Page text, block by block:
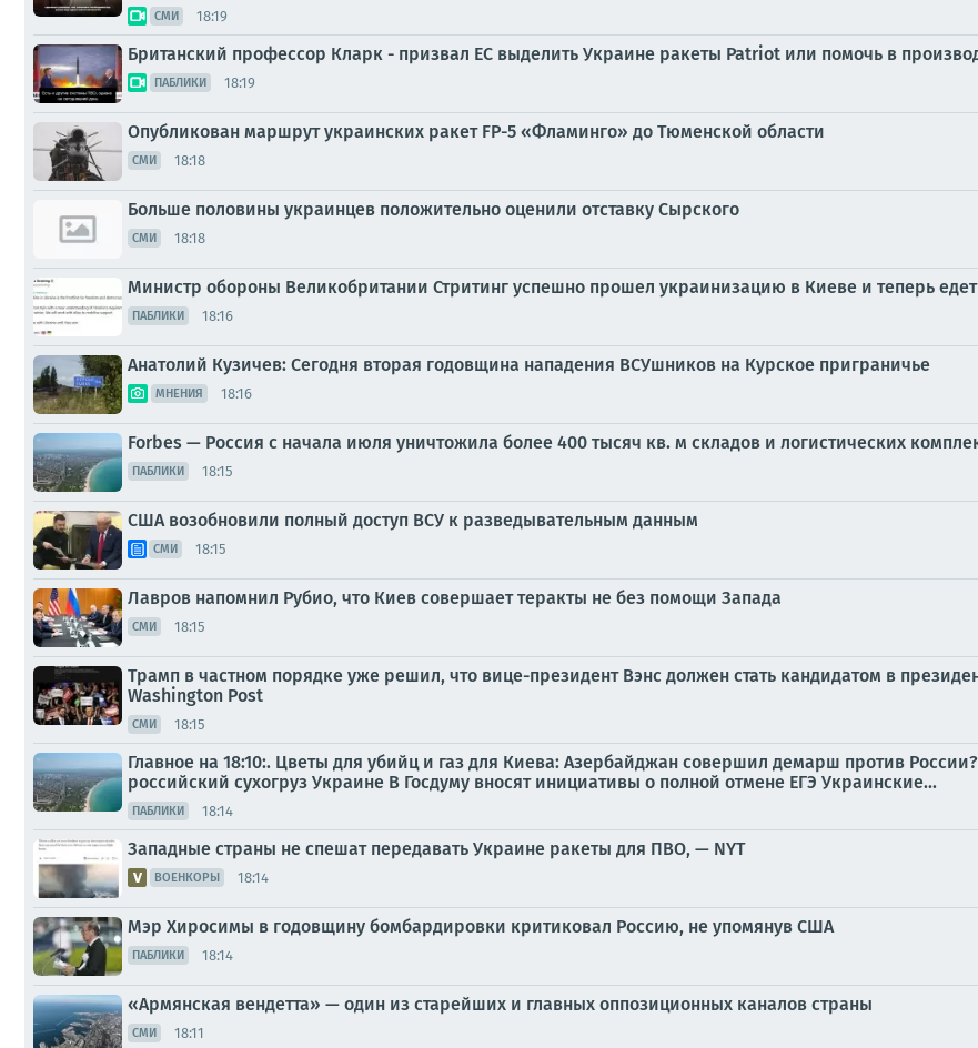
СМИ 18:19
Британский профессор Кларк - призвал ЕС выделить Украине ракеты Patriot или помочь в
ПАБЛИКИ 18:19
Опубликован маршрут украинских ракет FP-5 «Фламинго» до Тюменской области
СМИ 18:18
Больше половины украинцев положительно оценили отставку Сырского
СМИ 18:18
Министр обороны Великобритании Стритинг успешно прошел украинизацию в Киеве и теперь
ПАБЛИКИ 18:16
Анатолий Кузичев: Сегодня вторая годовщина нападения ВСУшников на Курское приграничье
МНЕНИЯ 18:16
Forbes — Россия с начала июля уничтожила более 400 тысяч кв. м складов и логистических
ПАБЛИКИ 18:15
США возобновили полный доступ ВСУ к разведывательным данным
СМИ 18:15
Лавров напомнил Рубио, что Киев совершает теракты не без помощи Запада
СМИ 18:15
Трамп в частном порядке уже решил, что вице-президент Вэнс должен стать кандидатом в
Washington Post
СМИ 18:15
Главное на 18:10:. Цветы для убийц и газ для Киева: Азербайджан совершил демарш против
российский сухогруз Украине В Госдуму вносят инициативы о полной отмене ЕГЭ Украинские...
ПАБЛИКИ 18:14
Западные страны не спешат передавать Украине ракеты для ПВО, — NYT
ВОЕНКОРЫ 18:14
Мэр Хиросимы в годовщину бомбардировки критиковал Россию, не упомянув США
ПАБЛИКИ 18:14
«Армянская вендетта» — один из старейших и главных оппозиционных каналов страны
СМИ 18:11